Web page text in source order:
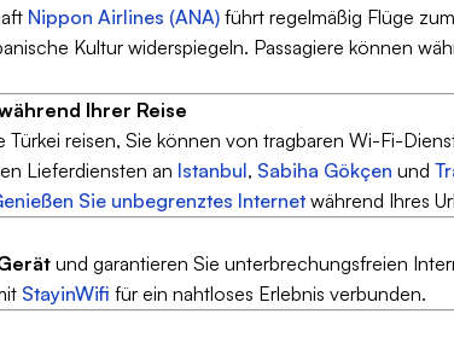
Nippon Airlines (ANA) führt regelmäßig Flüge zum
Kultur widerspiegeln. Passagiere können
Ihrer Reise
Türkei reisen, Sie können von tragbaren Wi-Fi-
Lieferdiensten an Istanbul, Sabiha Gökçen und
Sie unbegrenztes Internetwährend Ihres
und garantieren Sie unterbrechungsfreien
StayinWifi für ein nahtloses Erlebnis verbunden.